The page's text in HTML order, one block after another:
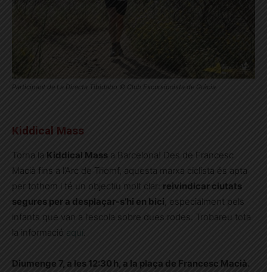
Participant de La Directa Tibidabo © Club Excursionista de Gràcia
Kiddical Mass
Torna la Kiddical Mass a Barcelona! Des de Francesc
Macià fins a l’Arc de Triomf, aquesta marxa ciclista és apta
per tothom i té un objectiu molt clar: reivindicar ciutats
segures per a desplaçar-s’hi en bici , especialment pels
infants que van a l’escola sobre dues rodes. Trobareu tota
la informació aquí
Diumenge 7, a les 12:30 h, a la plaça de Francesc Macià.